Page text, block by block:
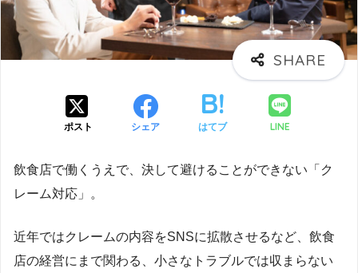
ポスト シェア はてブ LINE
飲食店で働くうえで、決して避けることができない「ク
レーム対応」。
近年ではクレームの内容をSNSに拡散させるなど、飲食
店の経営にまで関わる、小さなトラブルでは収まらない